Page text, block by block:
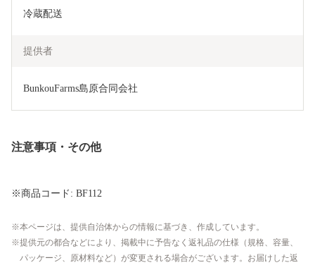
冷蔵配送
提供者
BunkouFarms島原合同会社
注意事項・その他
※商品コード: BF112
本ページは、提供自治体からの情報に基づき、作成しています。
提供元の都合などにより、掲載中に予告なく返礼品の仕様（規格、容量、
パッケージ、原材料など）が変更される場合がございます。お届けした返